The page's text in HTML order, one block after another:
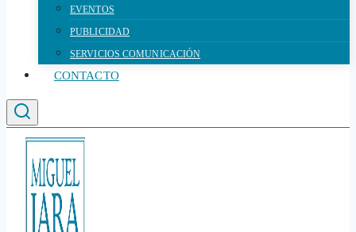
EVENTOS
PUBLICIDAD
SERVICIOS COMUNICACIÓN
CONTACTO